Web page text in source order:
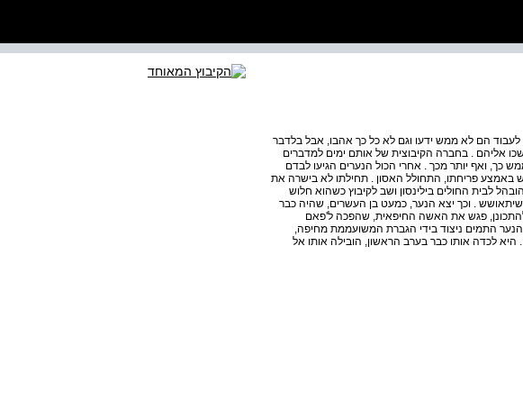
. לעבוד הם לא ממש ידעו וגם לא כל כך אהבו, אבל בלדבר
אליהם . בחברה הקיבוצית של אותם ימים למדברים
כך, ואף יותר מכך . אחרי הכול הנערים הגיעו לבדם
פריחתו, התחולל האסון . תחילתו לא בישרה את
לבית החולים בילינסון ושב לקיבוץ כשהוא חלוש
. וכך יצא הנער, כמעט בן העשרים, שהיה כבר
להתכונן, פגש את האשה החיפאית, שהפכה ל'פאם
התמים ניצוד בידי הגברת המשועממת מחיפה,
היא לכדה אותו כבר בערב הראשון, הובילה אותו אל